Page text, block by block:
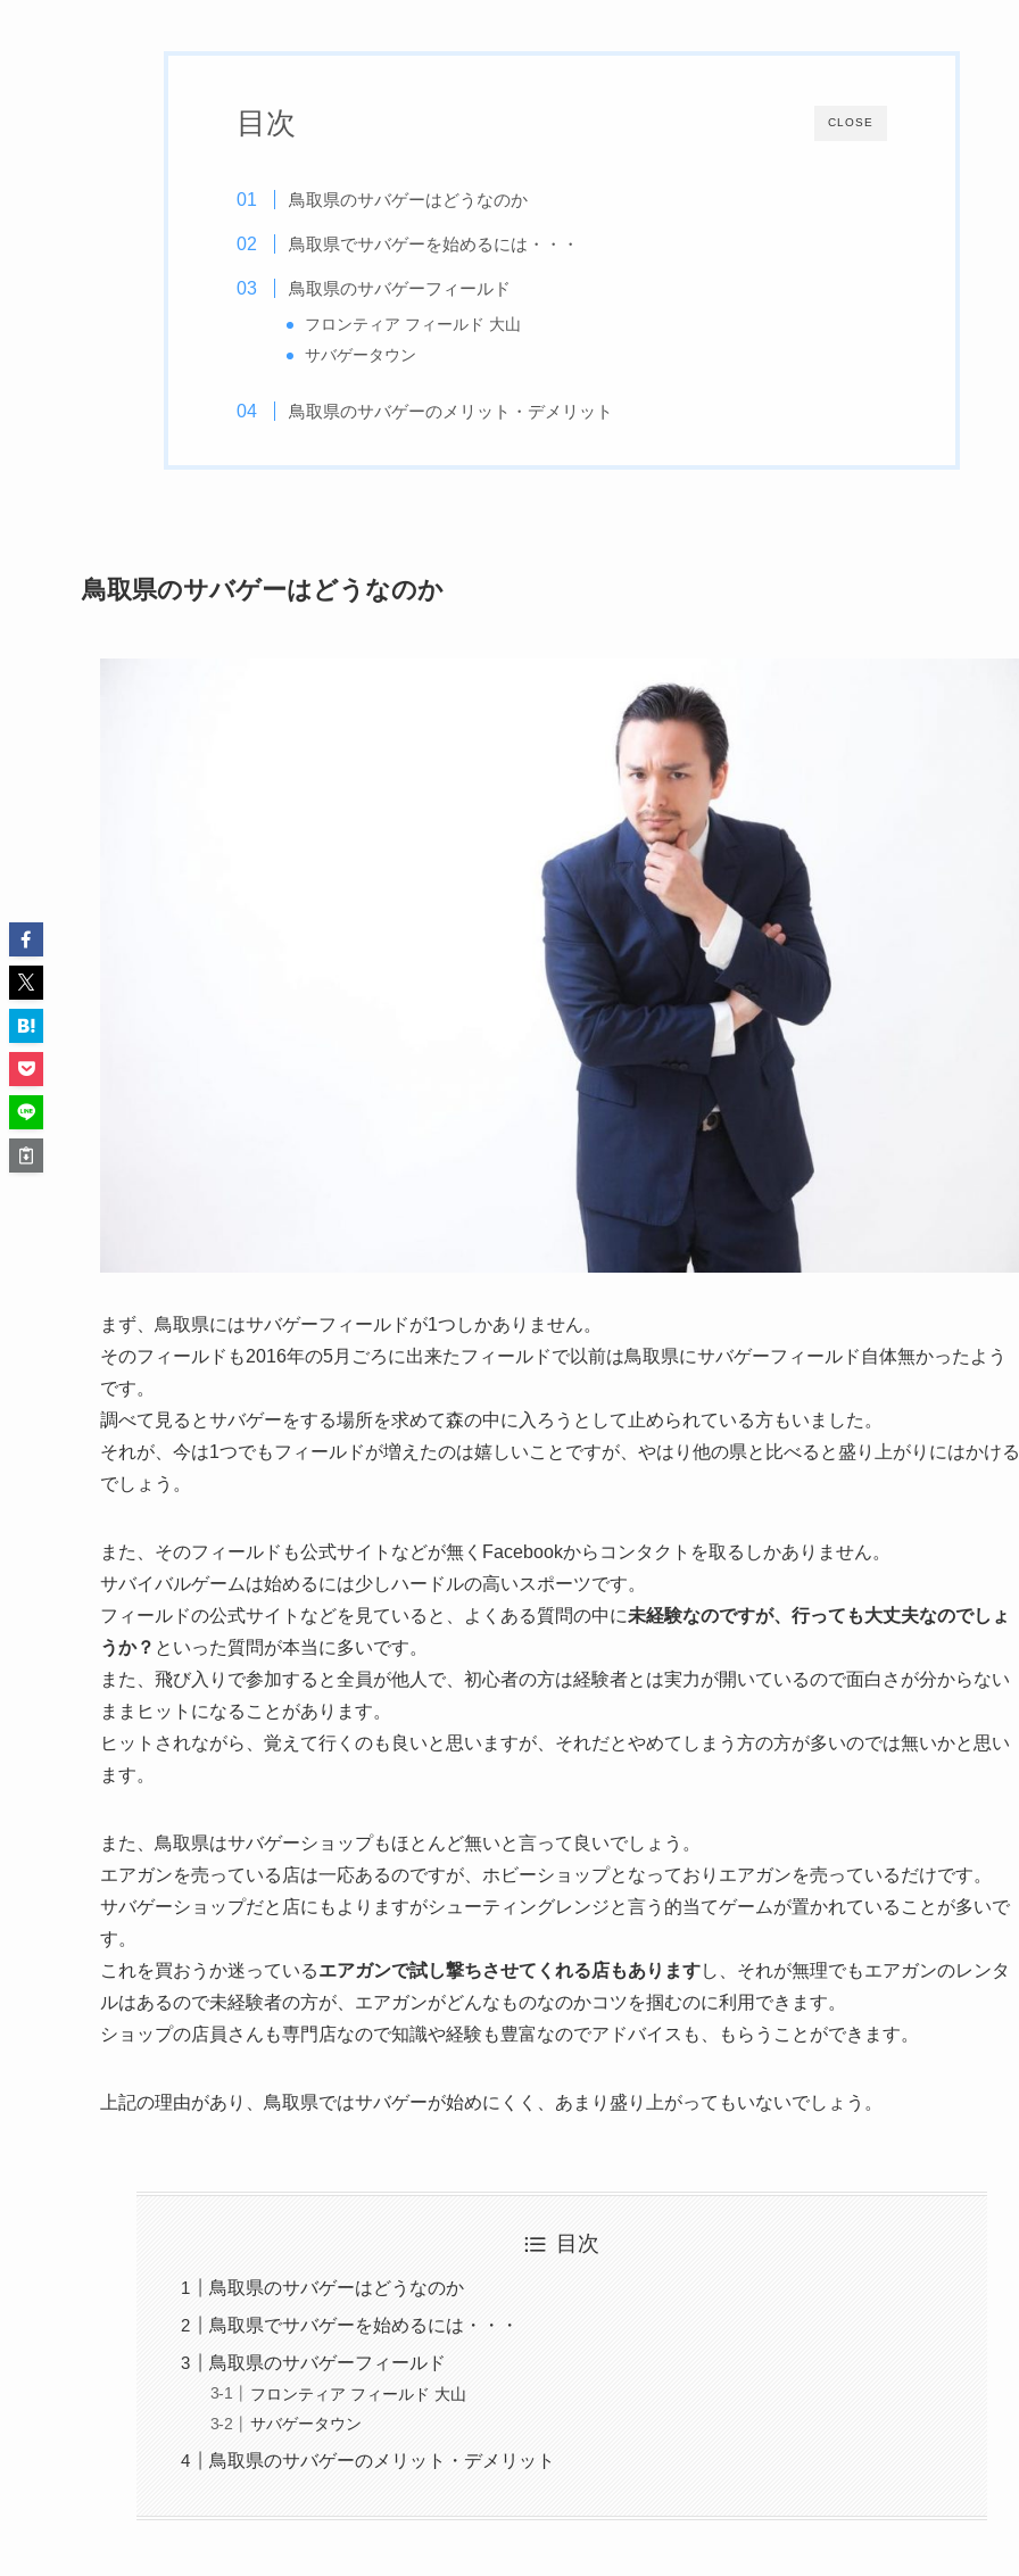
CLOSE
目次
鳥取県のサバゲーはどうなのか
鳥取県でサバゲーを始めるには・・・
鳥取県のサバゲーフィールド
フロンティア フィールド 大山
サバゲータウン
鳥取県のサバゲーのメリット・デメリット
鳥取県のサバゲーはどうなのか
まず、鳥取県にはサバゲーフィールドが1つしかありません。
そのフィールドも2016年の5月ごろに出来たフィールドで以前は鳥取県にサバゲーフィールド自体無かったよう
です。
調べて見るとサバゲーをする場所を求めて森の中に入ろうとして止められている方もいました。
それが、今は1つでもフィールドが増えたのは嬉しいことですが、やはり他の県と比べると盛り上がりにはかける
でしょう。
また、そのフィールドも公式サイトなどが無くFacebookからコンタクトを取るしかありません。
サバイバルゲームは始めるには少しハードルの高いスポーツです。
フィールドの公式サイトなどを見ていると、よくある質問の中に未経験なのですが、行っても大丈夫なのでしょ
うか？ といった質問が本当に多いです。
また、飛び入りで参加すると全員が他人で、初心者の方は経験者とは実力が開いているので面白さが分からない
ままヒットになることがあります。
ヒットされながら、覚えて行くのも良いと思いますが、それだとやめてしまう方の方が多いのでは無いかと思い
ます。
また、鳥取県はサバゲーショップもほとんど無いと言って良いでしょう。
エアガンを売っている店は一応あるのですが、ホビーショップとなっておりエアガンを売っているだけです。
サバゲーショップだと店にもよりますがシューティングレンジと言う的当てゲームが置かれていることが多いで
す。
これを買おうか迷っているエアガンで試し撃ちさせてくれる店もありますし、それが無理でもエアガンのレンタ
ルはあるので未経験者の方が、エアガンがどんなものなのかコツを掴むのに利用できます。
ショップの店員さんも専門店なので知識や経験も豊富なのでアドバイスも、もらうことができます。
上記の理由があり、鳥取県ではサバゲーが始めにくく、あまり盛り上がってもいないでしょう。
目次
鳥取県のサバゲーはどうなのか
鳥取県でサバゲーを始めるには・・・
鳥取県のサバゲーフィールド
フロンティア フィールド 大山
サバゲータウン
鳥取県のサバゲーのメリット・デメリット